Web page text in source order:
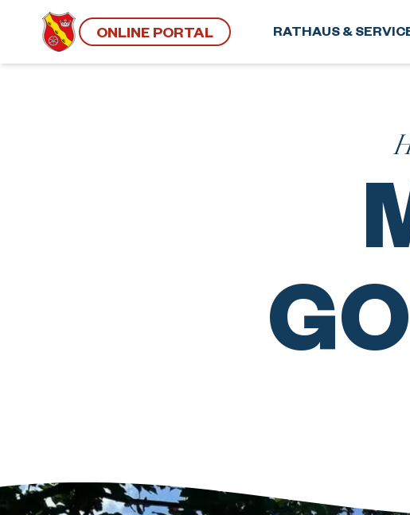
ONLINE PORTAL RATHAUS &